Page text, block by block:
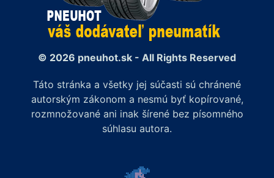
© 2026 pneuhot.sk - All Rights Reserved
Táto stránka a všetky jej súčasti sú chránené
autorským zákonom a nesmú byť kopírované,
rozmnožované ani inak šírené bez písomného
súhlasu autora.